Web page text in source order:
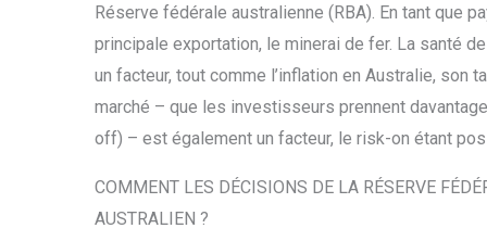
Réserve fédérale australienne (RBA). En tant que
principale exportation, le minerai de fer. La santé
un facteur, tout comme l’inflation en Australie, son
marché – que les investisseurs prennent
off) – est également un facteur, le risk-on étant
COMMENT LES DÉCISIONS DE LA RÉSERVE
AUSTRALIEN ?